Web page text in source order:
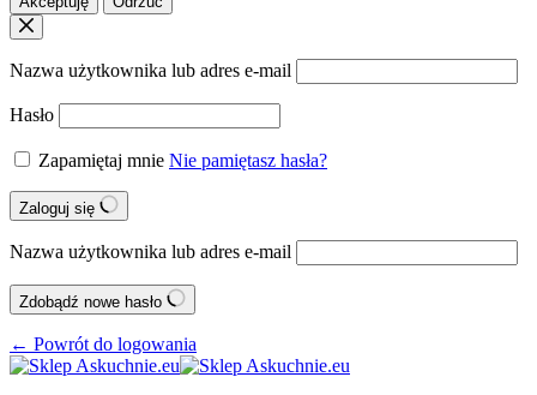
Nazwa użytkownika lub adres e-mail
Hasło
Zapamiętaj mnie Nie pamiętasz hasła?
Zaloguj się
Nazwa użytkownika lub adres e-mail
Zdobądź nowe hasło
← Powrót do logowania